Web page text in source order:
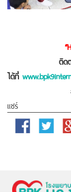
ติด
ได้ที่
แชร์
Facebook Twitter